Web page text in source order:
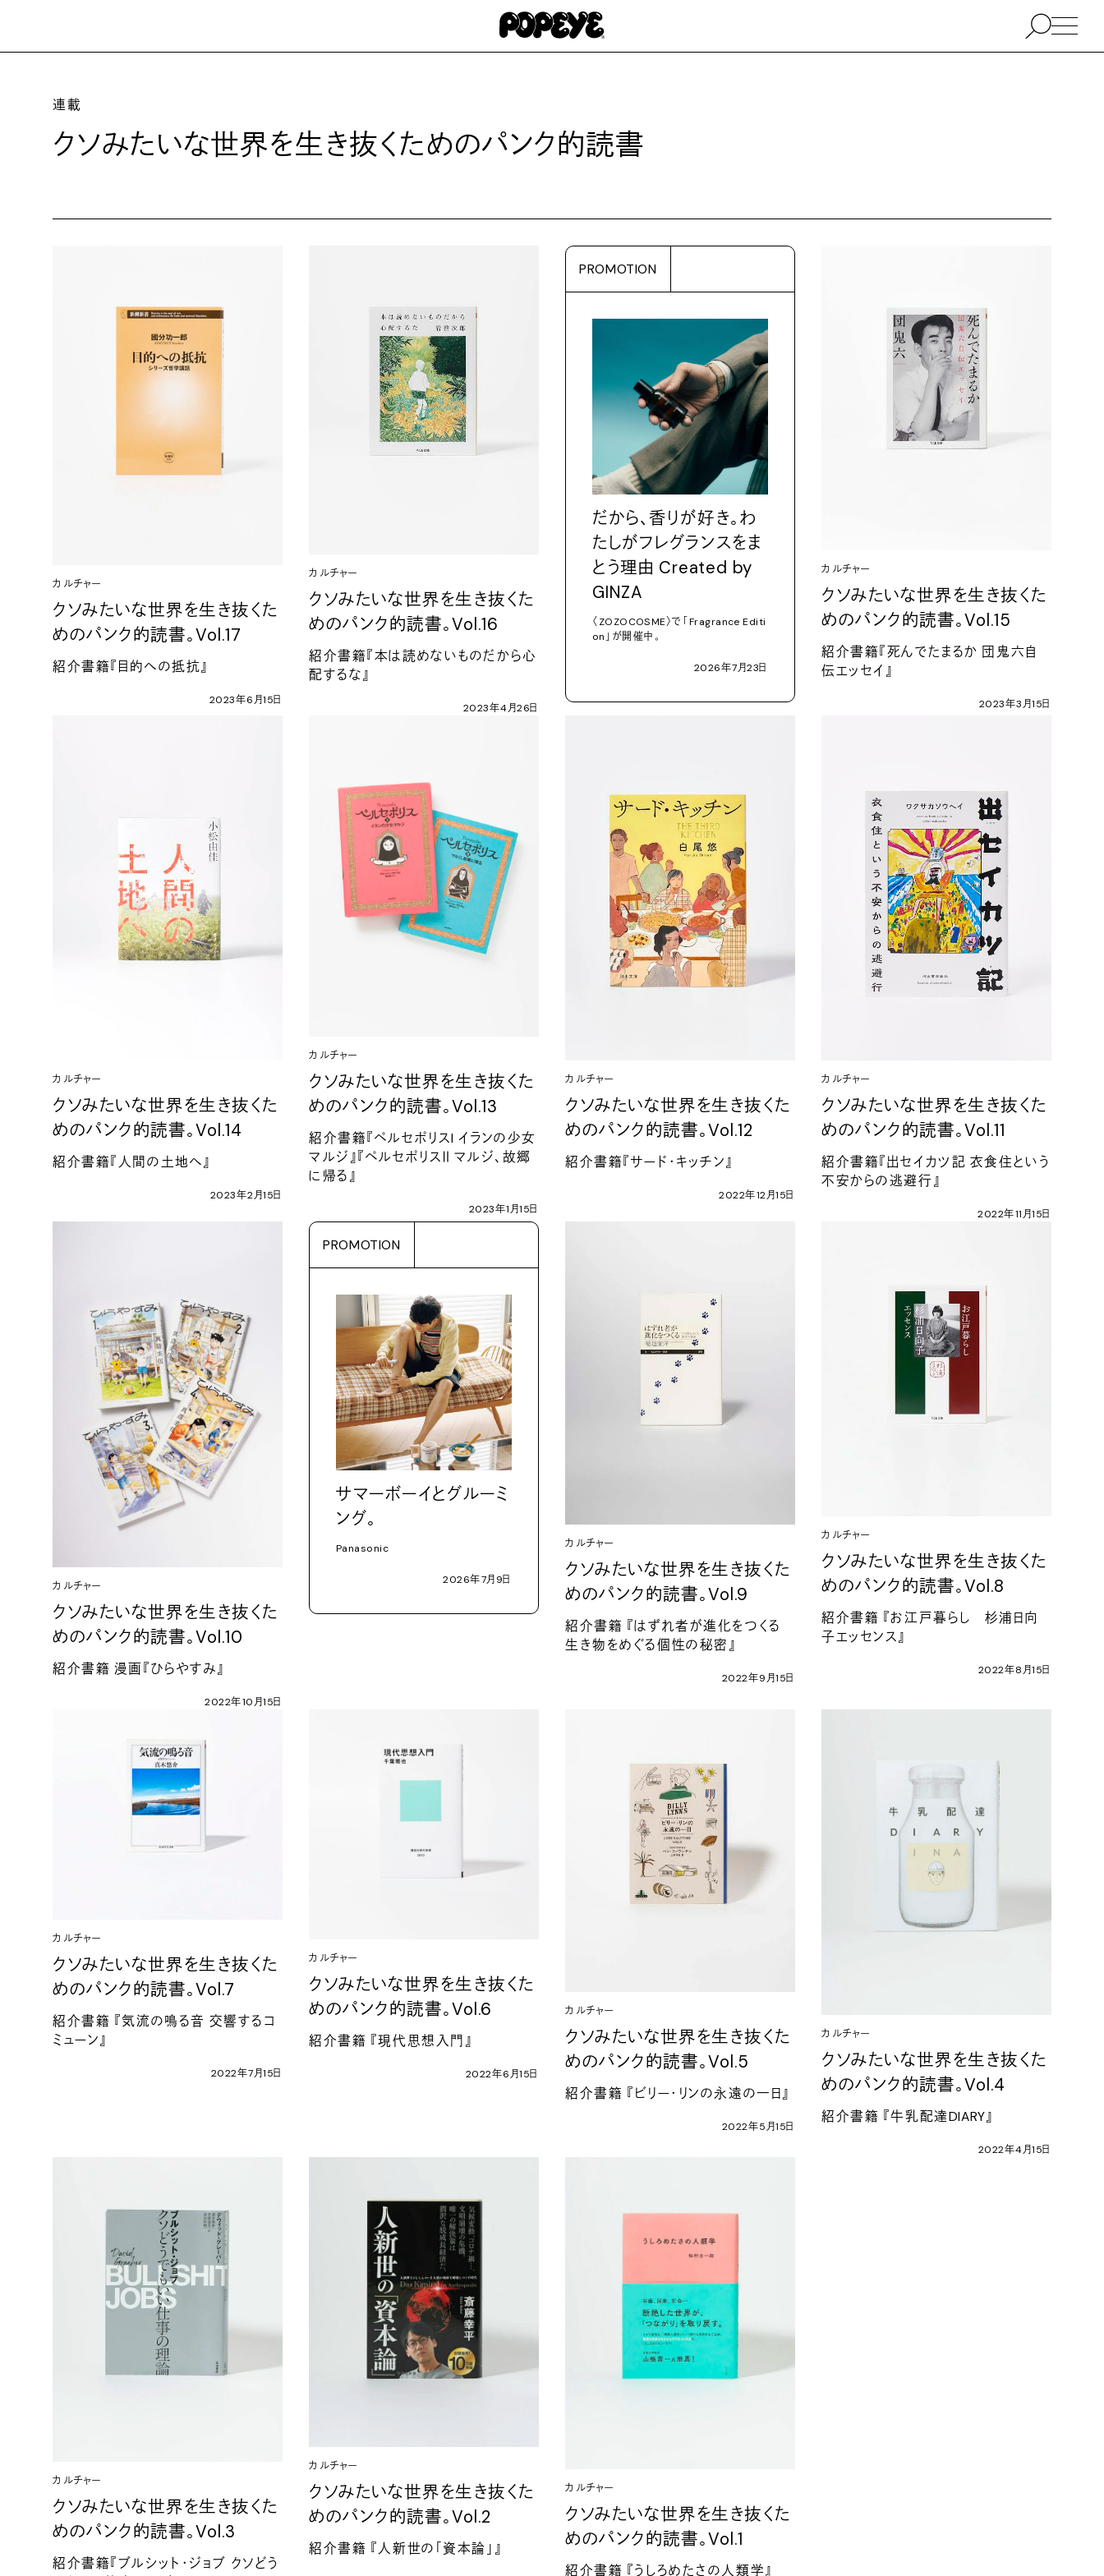
連載
クソみたいな世界を生き抜くためのパンク的読書
カルチャー
クソみたいな世界を生き抜くた
めのパンク的読書。Vol.17
紹介書籍『目的への抵抗』
2023年6月15日
カルチャー
クソみたいな世界を生き抜くた
めのパンク的読書。Vol.16
紹介書籍『本は読めないものだから心
配するな』
2023年4月26日
PROMOTION
だから、香りが好き。わ
たしがフレグランスをま
とう理由 Created by
GINZA
〈 ZOZOCOSME〉で「 Fragrance Editi
on 」が開催中。
2026年7月23日
カルチャー
クソみたいな世界を生き抜くた
めのパンク的読書。Vol.15
紹介書籍『死んでたまるか 団鬼六自
伝エッセイ』
2023年3月15日
カルチャー
クソみたいな世界を生き抜くた
めのパンク的読書。Vol.14
紹介書籍『人間の土地へ』
2023年2月15日
カルチャー
クソみたいな世界を生き抜くた
めのパンク的読書。Vol.13
紹介書籍『ペルセポリスI イランの少女
マルジ』『ペルセポリスⅡ マルジ、故郷
に帰る』
2023年1月15日
カルチャー
クソみたいな世界を生き抜くた
めのパンク的読書。Vol.12
紹介書籍『サード・キッチン』
2022年12月15日
カルチャー
クソみたいな世界を生き抜くた
めのパンク的読書。Vol.11
紹介書籍『出セイカツ記 衣食住という
不安からの逃避行』
2022年11月15日
カルチャー
クソみたいな世界を生き抜くた
めのパンク的読書。Vol.10
紹介書籍 漫画『ひらやすみ』
2022年10月15日
PROMOTION
サマーボーイとグルーミ
ング。
Panasonic
2026年7月9日
カルチャー
クソみたいな世界を生き抜くた
めのパンク的読書。Vol.9
紹介書籍 『はずれ者が進化をつくる
生き物をめぐる個性の秘密』
2022年9月15日
カルチャー
クソみたいな世界を生き抜くた
めのパンク的読書。Vol.8
紹介書籍 『お江戸暮らし
杉浦日向
子エッセンス』
2022年8月15日
カルチャー
クソみたいな世界を生き抜くた
めのパンク的読書。Vol.7
紹介書籍 『気流の鳴る音 交響するコ
ミューン』
2022年7月15日
カルチャー
クソみたいな世界を生き抜くた
めのパンク的読書。Vol.6
紹介書籍 『現代思想入門』
2022年6月15日
カルチャー
クソみたいな世界を生き抜くた
めのパンク的読書。Vol.5
紹介書籍 『ビリー・リンの永遠の一日』
2022年5月15日
カルチャー
クソみたいな世界を生き抜くた
めのパンク的読書。Vol.4
紹介書籍 『牛乳配達DIARY』
2022年4月15日
カルチャー
クソみたいな世界を生き抜くた
めのパンク的読書。Vol.3
紹介書籍『ブルシット・ジョブ クソどう
カルチャー
クソみたいな世界を生き抜くた
めのパンク的読書。Vol.2
紹介書籍 『人新世の「資本論」』
カルチャー
クソみたいな世界を生き抜くた
めのパンク的読書。Vol.1
紹介書籍 『うしろめたさの人類学』